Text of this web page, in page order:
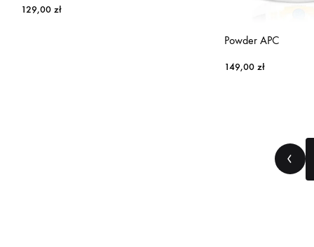
129,00 zł
Powder APC
149,00 zł